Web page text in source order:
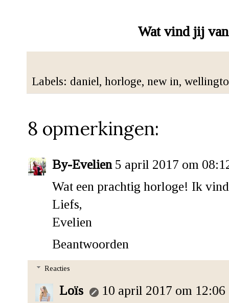
Wat vind jij
Labels: daniel, horloge, new in,
8 opmerkingen:
By-Evelien 5 april 2017 om
Wat een prachtig horloge! Ik
Liefs,
Evelien
Beantwoorden
Reacties
Loïs 10 april 2017 om 12:06